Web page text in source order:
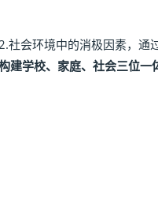
会环境中的消极因素，通
建学校、家庭、社会三位一